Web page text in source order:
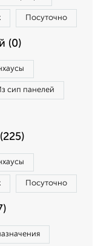
Посуточно
(0)
сип панелей
Посуточно